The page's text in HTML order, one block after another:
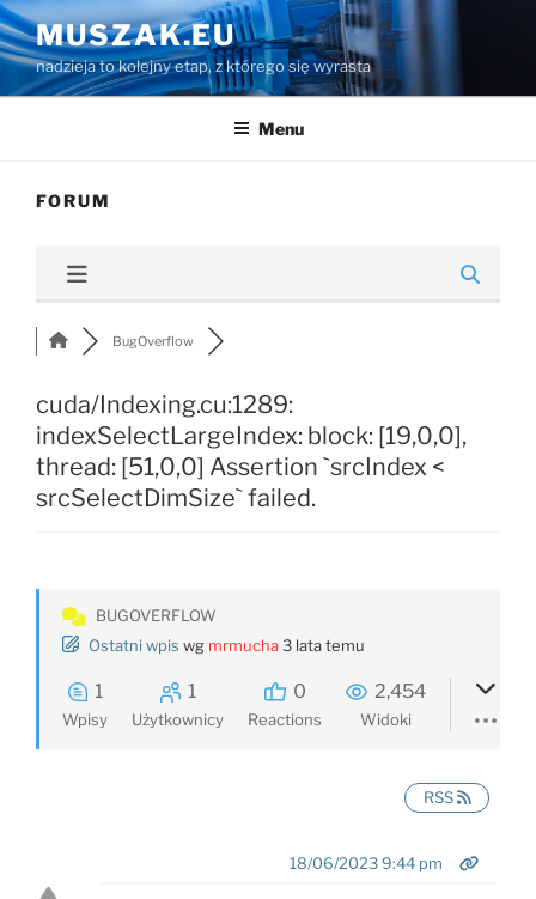
Przejdź
do
treści
MUSZAK.EU
nadzieja to kolejny etap, z którego się wyrasta
Menu
FORUM
BugOverflow
cuda/Indexing.cu:1289:
indexSelectLargeIndex: block: [19,0,0],
thread: [51,0,0] Assertion `srcIndex <
srcSelectDimSize` failed.
BUGOVERFLOW
Ostatni wpis wg mrmucha3 lata temu
1
Wpisy
1
Użytkownicy
0
Reactions
2,454
Widoki
RSS
18/06/2023 9:44 pm